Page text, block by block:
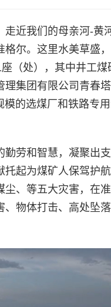
走近我们的母亲河-
尔。这里水美草盛
（处），其中井工
集团有限公司青春
的选煤厂和铁路专
劳和智慧，凝聚出
起为煤矿人保驾护
、等五大灾害，在
物体打击、高处坠